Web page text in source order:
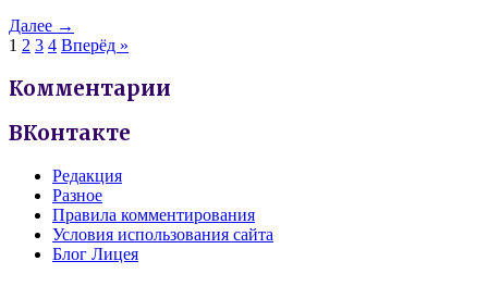
Далее →
1 2 3 4 Вперёд »
Комментарии
ВКонтакте
Редакция
Разное
Правила комментирования
Условия использования сайта
Блог Лицея